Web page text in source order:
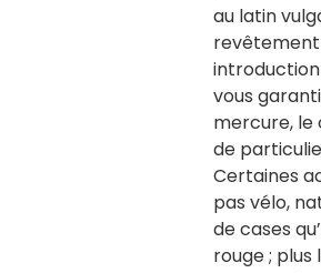
au latin
revêtement
vous
mercure, le
de
Certaines
pas vélo,
de cases
rouge ; plus